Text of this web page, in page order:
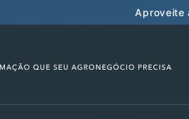
Aproveite